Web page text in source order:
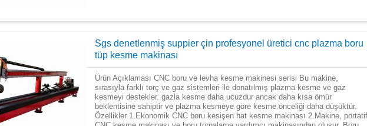
Sgs denetlenmiş suppier çin profesyonel üretici cnc plazma boru
tüp kesme makinası
Ürün Açıklaması CNC boru ve levha kesme makinesi serisi Bu makine,
sırasıyla farklı torç ve gaz sistemleri ile donatılmış plazma kesme ve gaz
kesmeyi destekler. gazla kesme daha ucuzdur ancak daha kısa ömür
beklentisine sahiptir ve plazma kesmeye göre kesme önceliği daha düşüktür.
Özellikler 1.Ekonomik CNC boru kesişen hat kesme makinası 2.Makine, portatif